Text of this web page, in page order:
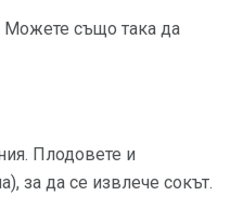
Можете също така да
Плодовете и
за да се извлече сокът.